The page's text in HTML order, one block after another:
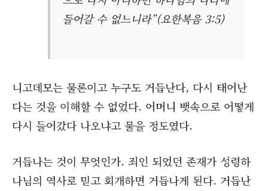
들어갈 수 없느니라”(요한복음 3:5)
니고데모는 물론이고 누구도 거듭난다, 다시 태어난
다는 것을 이해할 수 없었다. 어머니 뱃속으로 어떻게
다시 들어갔다 나오냐고 물을 정도였다.
거듭나는 것이 무엇인가. 죄인 되었던 존재가 성령하
나님의 역사로 믿고 회개하면 거듭나게 된다. 거듭난